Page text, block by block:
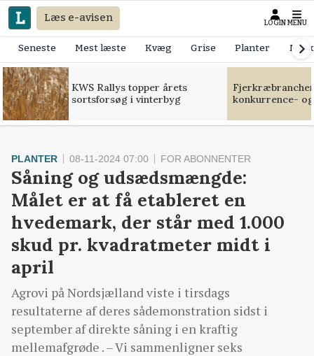
Læs e-avisen LOGIN MENU
Seneste Mest læste Kvæg Grise Planter
KWS Rallys topper årets
sortsforsøg i vinterbyg
konkurrence-
PLANTER 08-11-2024 07:00 FOR ABONNENTER
Såning og udsædsmængde:
Målet er at få etableret en
hvedemark, der står med 1.000
skud pr. kvadratmeter midt i
april
Agrovi på Nordsjælland viste i tirsdags
resultaterne af deres sådemonstration sidst i
september af direkte såning i en kraftig
mellemafgrøde . – Vi sammenligner seks